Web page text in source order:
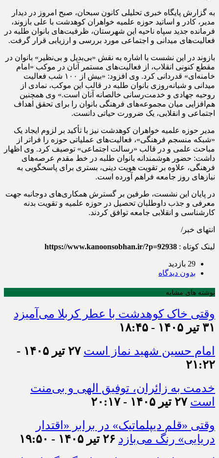
به گزارش پایگاه خبری تحلیلی کانون سبحان، صبح امروز در دیدار
مدیر، کادر و اساتید حوزه علمیه خواهران کوهدشت با علی بازوند،
فرمانده جدید سپاه ناحیه این شهرستان، ظرفیت‌های بانوان طلبه در
فعالیت‌های میدانی و اجتماعی مورد بررسی و ارزیابی قرار گرفت.
بازوند در این نشست با اشاره به نقش «بی‌بدیل و بی‌نظیر» بانوان در
مقطع کنونی انقلاب، از فعالیت‌های مستمر آنان در موکب «امام
خامنه‌ای» قدردانی کرد. وی افزود: «بیش از ۱۰۰ شب فعالیت
میدانی و شبانه‌روزی بانوان طلبه در قالب این موکب، نمادی از
روحیه جهادی و خدمت‌رسانی خالصانه آنان است.» وی همچنین
هم‌افزایی میان مجموعه‌های فرهنگی بانوان را برای تحقق اهداف
اجتماعی و انقلابی، یک ضرورت حیاتی دانست.
مدیر حوزه علمیه خواهران کوهدشت نیز با تأکید بر لزوم ایجاد یک
«شبکه منسجم فرهنگی»، فعالیت‌های عملیاتی حوزه را فراتر از
مباحث علمی و در قالب «رسالت اجتماعی» توصیف کرد. وی اظهار
داشت: حضور هوشمندانه بانوان طلبه در خط مقدم عرصه‌های
فرهنگی، علاوه بر تقویت هویت دینی، بستری برای پاسخگویی به
نیازهای روز جامعه فراهم آورده است.
در پایان این نشست، طرفین بر گسترش همکاری‌های دوجانبه جهت
معرفی و جذب داوطلبان تحصیل در حوزه علمیه و تقویت بدنه
کارشناسی و انقلابی جامعه توافق کردند.
انتهای خبر/
لینک کوتاه : https://www.kanoonsobhan.ir/?p=92938
29 بازدید
بدون دیدگاه
نوشته های مشابه
وقتی خاک کوهدشت با عطر کربلا می‌آمیزد
۳۱ تیر ۱۴۰۵ - ۱۸:۴۵
امام حسین شهید نماز است
۲۷ تیر ۱۴۰۵ -
۲۱:۲۲
خدمت به زائران، توفیق الهی و بی‌منت
است ۲۷ تیر ۱۴۰۵ - ۲۰:۱۷
وقتی «قلم دیپلماتیک» در برابر «اقتدار
دریایی» رنگ می‌بازد ۲۶ تیر ۱۴۰۵ - ۱۹:۵۰